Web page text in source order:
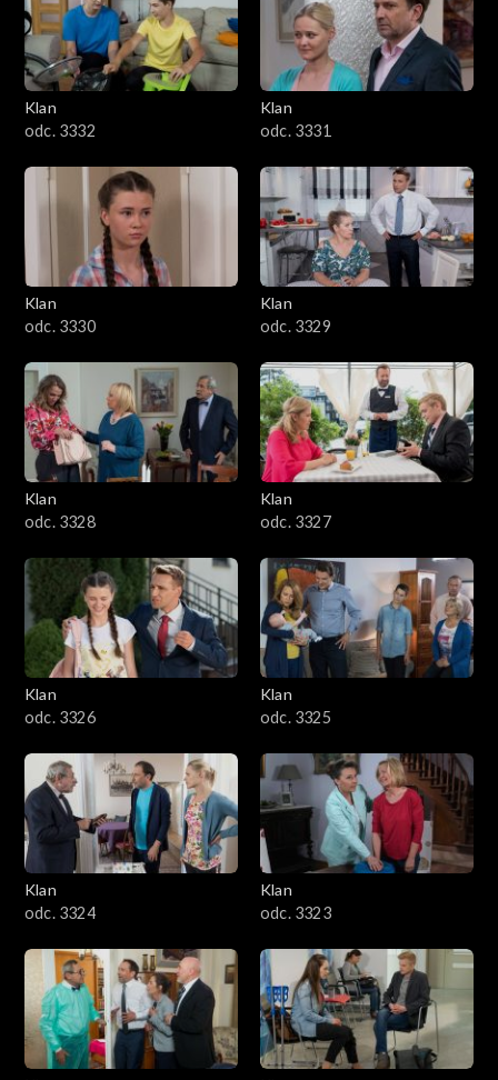
Klan
odc. 3332
Klan
odc. 3331
Klan
odc. 3330
Klan
odc. 3329
Klan
odc. 3328
Klan
odc. 3327
Klan
odc. 3326
Klan
odc. 3325
Klan
odc. 3324
Klan
odc. 3323